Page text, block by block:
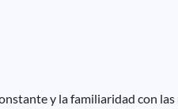
y la familiaridad con las